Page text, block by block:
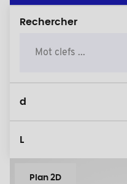
Rechercher
d
L
Plan 2D